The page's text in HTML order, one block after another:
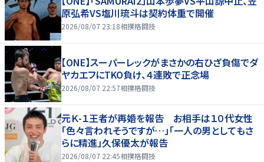
原弘希VS塩川琉斗は契約体重で開催
2026/08/07 23:18相撲格闘技
【ONE】スーパーレックがまさかの右ひざ負傷でダ
ヤカエフにTKO負け、４連敗で正念場
2026/08/07 22:57相撲格闘技
元Ｋ-１王者が再婚を報告 お相手は１０代女性
「色々言われそうですが…」「一人の男としてもさ
らに精進」久保優太が報告
2026/08/07 22:45相撲格闘技